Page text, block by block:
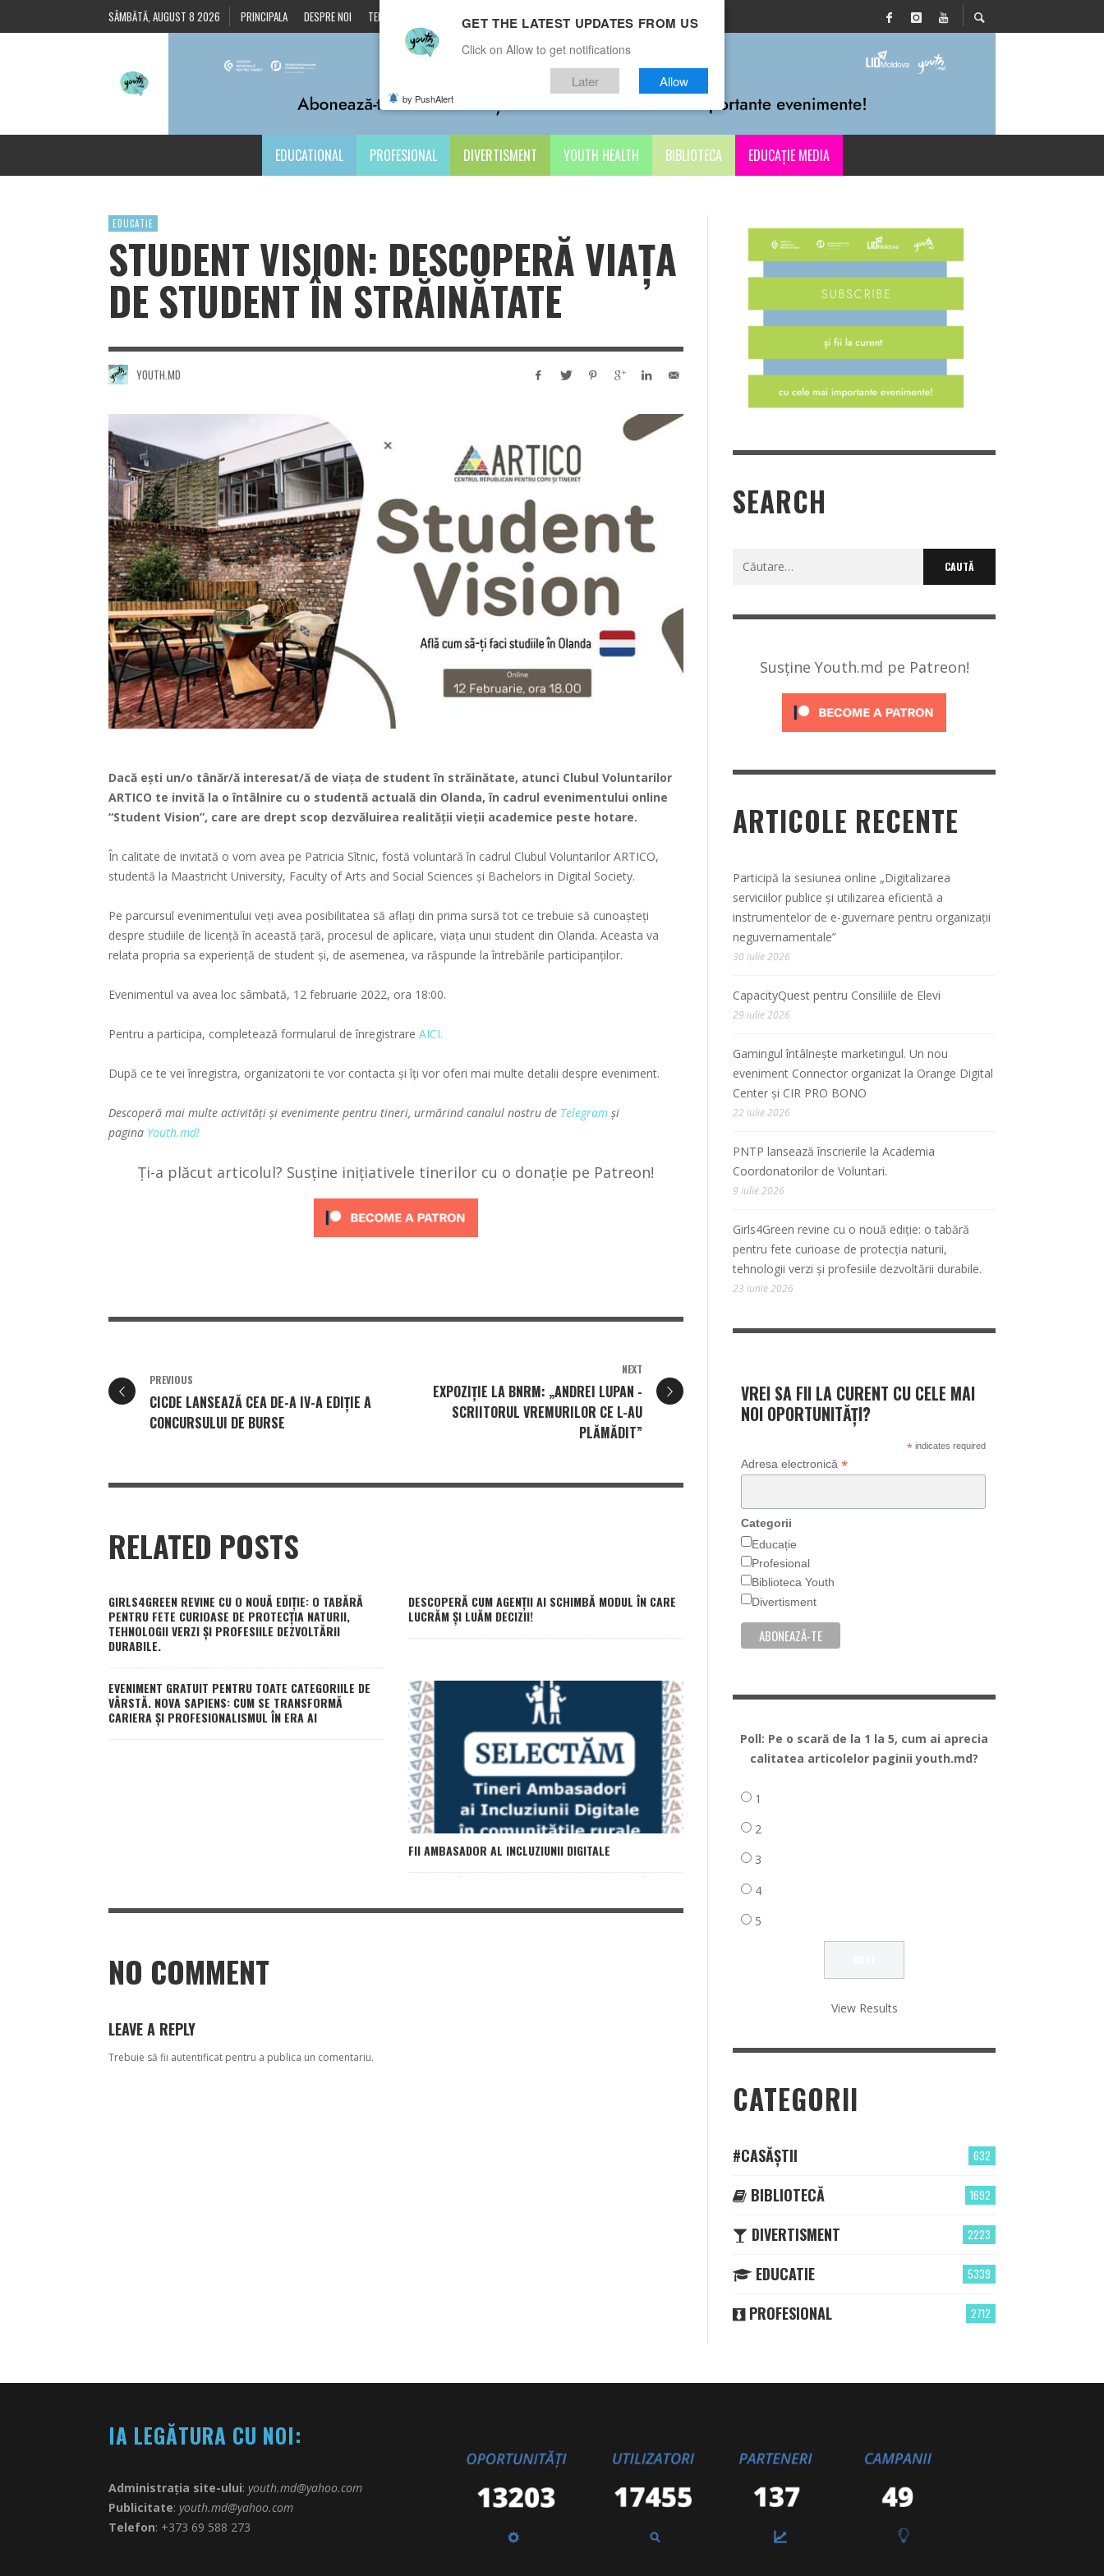
SÂMBĂTĂ, AUGUST 8 2026 PRINCIPALA DESPRE NOI TERMENI ȘI CONDIȚII CONTACTE
EDUCATIONAL PROFESIONAL DIVERTISMENT YOUTH HEALTH BIBLIOTECA EDUCAȚIE MEDIA
EDUCATIE
STUDENT VISION: DESCOPERĂ VIAȚA
DE STUDENT ÎN STRĂINĂTATE
YOUTH.MD
Dacă ești un/o tânăr/ă interesat/ă de viața de student în străinătate, atunci Clubul Voluntarilor
ARTICO te invită la o întâlnire cu o studentă actuală din Olanda, în cadrul evenimentului online
“Student Vision”, care are drept scop dezvăluirea realității vieții academice peste hotare.
În calitate de invitată o vom avea pe Patricia Sîtnic, fostă voluntară în cadrul Clubul Voluntarilor ARTICO,
studentă la Maastricht University, Faculty of Arts and Social Sciences și Bachelors in Digital Society.
Pe parcursul evenimentului veți avea posibilitatea să aflați din prima sursă tot ce trebuie să cunoașteți
despre studiile de licență în această țară, procesul de aplicare, viața unui student din Olanda. Aceasta va
relata propria sa experiență de student și, de asemenea, va răspunde la întrebările participanților.
Evenimentul va avea loc sâmbată, 12 februarie 2022, ora 18:00.
Pentru a participa, completează formularul de înregistrare AICI.
După ce te vei înregistra, organizatorii te vor contacta și îți vor oferi mai multe detalii despre eveniment.
Descoperă mai multe activități și evenimente pentru tineri, urmărind canalul nostru de Telegram și
pagina Youth.md!
Ți-a plăcut articolul? Susține inițiativele tinerilor cu o donație pe Patreon!
PREVIOUS
CICDE LANSEAZĂ CEA DE-A IV-A EDIȚIE A
CONCURSULUI DE BURSE
NEXT
EXPOZIȚIE LA BNRM: „ANDREI LUPAN -
SCRIITORUL VREMURILOR CE L-AU
PLĂMĂDIT”
RELATED POSTS
GIRLS4GREEN REVINE CU O NOUĂ EDIȚIE: O TABĂRĂ
PENTRU FETE CURIOASE DE PROTECȚIA NATURII,
TEHNOLOGII VERZI ȘI PROFESIILE DEZVOLTĂRII
DURABILE.
DESCOPERĂ CUM AGENȚII AI SCHIMBĂ MODUL ÎN CARE
LUCRĂM ȘI LUĂM DECIZII!
EVENIMENT GRATUIT PENTRU TOATE CATEGORIILE DE
VÂRSTĂ. NOVA SAPIENS: CUM SE TRANSFORMĂ
CARIERA ȘI PROFESIONALISMUL ÎN ERA AI
FII AMBASADOR AL INCLUZIUNII DIGITALE
NO COMMENT
LEAVE A REPLY
Trebuie să fii autentificat pentru a publica un comentariu.
SEARCH
Caută
Susține Youth.md pe Patreon!
ARTICOLE RECENTE
Participă la sesiunea online „Digitalizarea
serviciilor publice și utilizarea eficientă a
instrumentelor de e-guvernare pentru organizații
neguvernamentale”
30 iulie 2026
CapacityQuest pentru Consiliile de Elevi
29 iulie 2026
Gamingul întâlnește marketingul. Un nou
eveniment Connector organizat la Orange Digital
Center și CIR PRO BONO
22 iulie 2026
PNTP lansează înscrierile la Academia
Coordonatorilor de Voluntari.
9 iulie 2026
Girls4Green revine cu o nouă ediție: o tabără
pentru fete curioase de protecția naturii,
tehnologii verzi și profesiile dezvoltării durabile.
23 iunie 2026
VREI SA FII LA CURENT CU CELE MAI
NOI OPORTUNITĂȚI?
*indicates required
Adresa electronică *
Categorii
Educație
Profesional
Biblioteca Youth
Divertisment
Poll: Pe o scară de la 1 la 5, cum ai aprecia
calitatea articolelor paginii youth.md?
1
2
3
4
5
View Results
CATEGORII
632
#CASĂȘTII
1692
BIBLIOTECĂ
2223
DIVERTISMENT
5339
EDUCATIE
2712
PROFESIONAL
IA LEGĂTURA CU NOI:
Administrația site-ului: youth.md@yahoo.com
Publicitate: youth.md@yahoo.com
Telefon: +373 69 588 273
GET THE LATEST UPDATES FROM US
Click on Allow to get notifications
Later Allow
by PushAlert